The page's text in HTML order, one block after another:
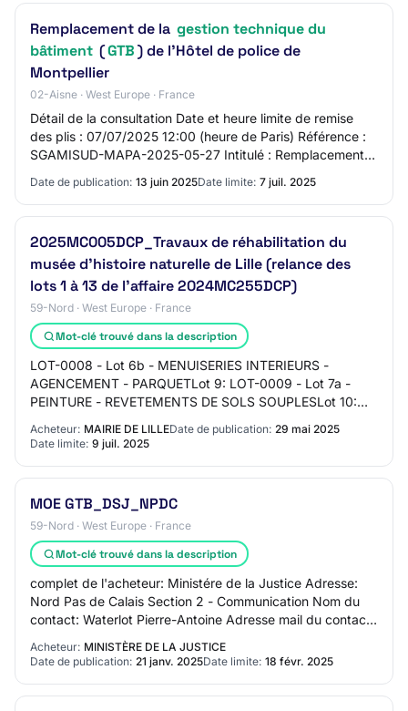
Remplacement de la gestion technique du
bâtiment (GTB) de l'Hôtel de police de
Montpellier
02-Aisne · West Europe · France
Détail de la consultation Date et heure limite de remise
des plis : 07/07/2025 12:00 (heure de Paris) Référence :
SGAMISUD-MAPA-2025-05-27 Intitulé : Remplacement
Date de publication: 13 juin 2025Date limite: 7 juil. 2025
2025MC005DCP_Travaux de réhabilitation du
musée d'histoire naturelle de Lille (relance des
lots 1 à 13 de l'affaire 2024MC255DCP)
59-Nord · West Europe · France
Mot-clé trouvé dans la description
LOT-0008 - Lot 6b - MENUISERIES INTERIEURS -
AGENCEMENT - PARQUETLot 9: LOT-0009 - Lot 7a -
PEINTURE - REVETEMENTS DE SOLS SOUPLESLot 10:
11: LOT-0011…
Acheteur: MAIRIE DE LILLEDate de publication: 29 mai 2025
Date limite: 9 juil. 2025
MOE GTB_DSJ_NPDC
59-Nord · West Europe · France
Mot-clé trouvé dans la description
complet de l'acheteur: Ministére de la Justice Adresse:
Nord Pas de Calais Section 2 - Communication Nom du
contact: Waterlot Pierre-Antoine Adresse mail du contact:
N/C Numéro de téléphone du contac…
Acheteur: MINISTÈRE DE LA JUSTICE
Date de publication: 21 janv. 2025Date limite: 18 févr. 2025